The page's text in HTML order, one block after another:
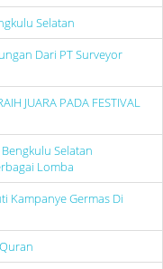
Selatan
Dari PT Surveyor
JUARA PADA FESTIVAL
Selatan
Lomba
Kampanye Germas Di